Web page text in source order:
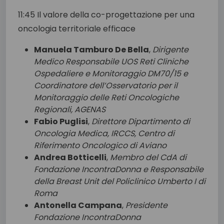
11:45 Il valore della co-progettazione per una
oncologia territoriale efficace
Manuela Tamburo De Bella, Dirigente
Medico Responsabile UOS Reti Cliniche
Ospedaliere e Monitoraggio DM70/15 e
Coordinatore dell’Osservatorio per il
Monitoraggio delle Reti Oncologiche
Regionali, AGENAS
Fabio Puglisi, Direttore Dipartimento di
Oncologia Medica, IRCCS, Centro di
Riferimento Oncologico di Aviano
Andrea Botticelli, Membro del CdA di
Fondazione IncontraDonna e Responsabile
della Breast Unit del Policlinico Umberto I di
Roma
Antonella Campana, Presidente
Fondazione IncontraDonna